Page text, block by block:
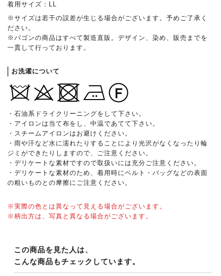
着用サイズ：LL
※サイズは若干の誤差が生じる場合がございます。予めご了承く
ださい。
※パゴンの商品はすべて製造直販。デザイン、染め、販売までを
一貫して行っております。
お洗濯について
・石油系ドライクリーニングをして下さい。
・アイロンは当て布をし、中温であてて下さい。
・スチームアイロンはお避けください。
・雨や汗など水に濡れたりすることにより光沢がなくなったり輪
ジミができたりしますので、ご注意ください。
・デリケートな素材ですので取扱いには充分ご注意ください。
・デリケートな素材のため、着用時にベルト・バッグなどの表面
の粗いものとの摩擦にご注意ください。
※実際の色とは異なって見える場合がございます。
※柄出方は、写真と異なる場合がございます。
この商品を見た人は、
こんな商品もチェックしています。